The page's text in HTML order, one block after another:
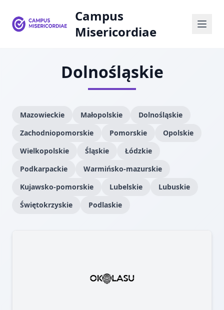
Campus
Misericordiae
Dolnośląskie
Mazowieckie Małopolskie
Dolnośląskie
Zachodniopomorskie
Pomorskie
Opolskie
Wielkopolskie
Śląskie
Łódzkie
Podkarpackie
Warmińsko-mazurskie
Kujawsko-pomorskie
Lubelskie
Lubuskie
Świętokrzyskie
Podlaskie